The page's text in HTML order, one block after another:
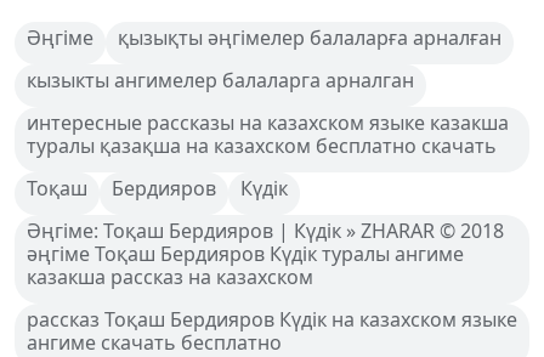
Әңгіме
қызықты әңгімелер балаларға арналған
кызыкты ангимелер балаларга арналган
интересные рассказы на казахском языке казакша
туралы қазақша на казахском бесплатно скачать
Тоқаш
Бердияров
Күдік
Әңгіме: Тоқаш Бердияров | Күдік » ZHARAR © 2018
әңгіме Тоқаш Бердияров Күдік туралы ангиме
казакша рассказ на казахском
рассказ Тоқаш Бердияров Күдік на казахском языке
ангиме скачать бесплатно